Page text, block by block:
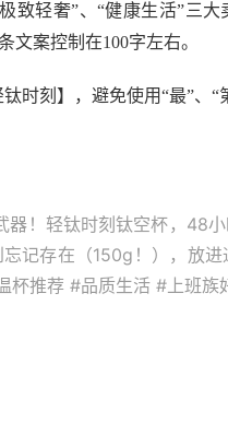
致轻奢”、“健康生活”三
文案控制在100字左右。
时刻】，避免使用“最”、“
器！轻钛时刻钛空杯，48
记存在（150g！），放进
杯推荐 #品质生活 #上班族